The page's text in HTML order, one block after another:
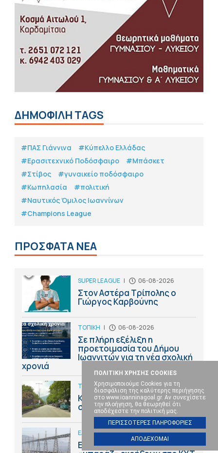
ΠΟΛΙΤΙΚΗ ΧΡΗΣΗΣ COOKIES
Χρησιμοποιούμε Cookies για τη
διασφάλιση της καλύτερης περιήγησης
στο www.ioanninagoal.gr. Αν συνεχίσετε
την πλοήγηση, θα θεωρηθεί ότι
αποδέχεστε την πολιτική μας.
ΠΕΡΙΣΣΟΤΕΡΕΣ ΠΛΗΡΟΦΟΡΙΕΣ
ΑΠΟΔΕΧΟΜΑΙ
ΔΗΜΟΦΙΛΗ TAGS
#ΠΑΣ Γιάννινα
#Κύπελλο Ελλάδας
#Eρασιτεχνικό Ποδόσφαιρο
#Μπάσκετ
#Στίβος
#γυναικείο ποδόσφαιρο
#Κωπηλασία
#πολιτική
#Ναυτικός Όμιλος Ιωαννίνων
#Champions League
ΠΡΟΣΦΑΤΑ ΝΕΑ
SUPER LEAGUE | 06-08-2026
Στον Αστέρα Τρίπολης ο
Γιώργος Καρβούνης
ΤΟΠΙΚΗ | 06-08-2026
Σε πλήρη εξέλιξη η
προετοιμασία του Δήμου
Ιωαννιτών για τη νέα σχολική
χρονιά
ΤΟΠΙΚΗ | 06-08-2026
Κυκλοφοριακές ρυθμίσεις
στη Λεωφόρο Δωδώνης
ΕΛΛΑΔΑ / ΕΞΩΤΕΡΙΚΟ | 06-08-2026
Εισαγγελική έρευνα για το